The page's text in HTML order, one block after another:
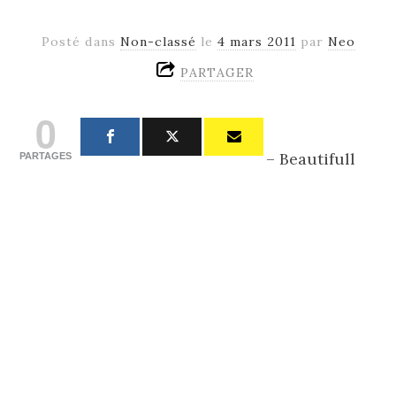
Posté dans Non-classé le 4 mars 2011 par Neo
PARTAGER
0
PARTAGES – Beautifull